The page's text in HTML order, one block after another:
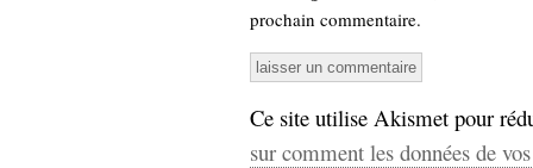
prochain commentaire.
Ce site utilise Akismet pour
sur comment les données de